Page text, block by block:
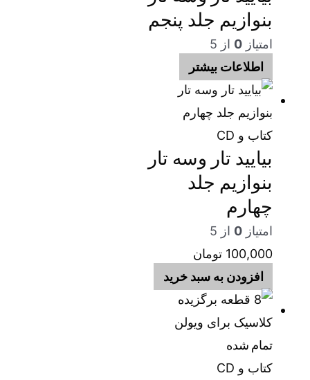
بنوازیم جلد پنجم
امتیاز 0 از 5
اطلاعات بیشتر
کتاب و CD
بیایید تار وسه تار
بنوازیم جلد
چهارم
امتیاز 0 از 5
100,000 تومان
افزودن به سبد خرید
تمام شده
کتاب و CD